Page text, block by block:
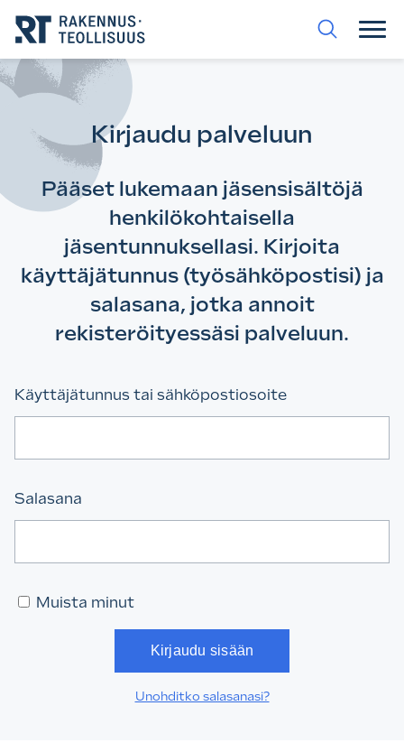
suoraan
sisältöön.
Kirjaudu palveluun
Pääset lukemaan jäsensisältöjä
henkilökohtaisella
jäsentunnuksellasi. Kirjoita
käyttäjätunnus (työsähköpostisi) ja
salasana, jotka annoit
rekisteröityessäsi palveluun.
Käyttäjätunnus tai sähköpostiosoite
Salasana
Muista minut
Unohditko salasanasi?